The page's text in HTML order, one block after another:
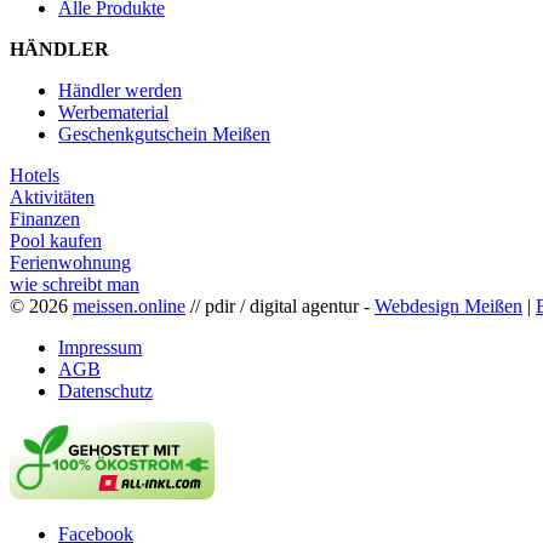
Alle Produkte
HÄNDLER
Händler werden
Werbematerial
Geschenkgutschein Meißen
Hotels
Aktivitäten
Finanzen
Pool kaufen
Ferienwohnung
wie schreibt man
© 2026 meissen.online // pdir / digital agentur - Webdesign Meißen |
Impressum
AGB
Datenschutz
Facebook